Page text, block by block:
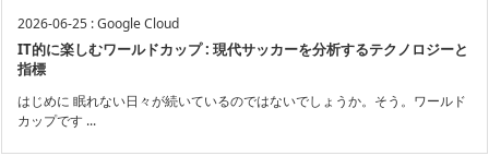
2026-06-25 :Google Cloud
IT的に楽しむワールドカップ : 現代サッカーを分析するテクノロジーと
指標
はじめに 眠れない日々が続いているのではないでしょうか。そう。ワールド
カップです ...